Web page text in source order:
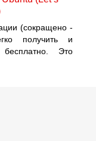
(сокращено -
получить и
бесплатно. Это